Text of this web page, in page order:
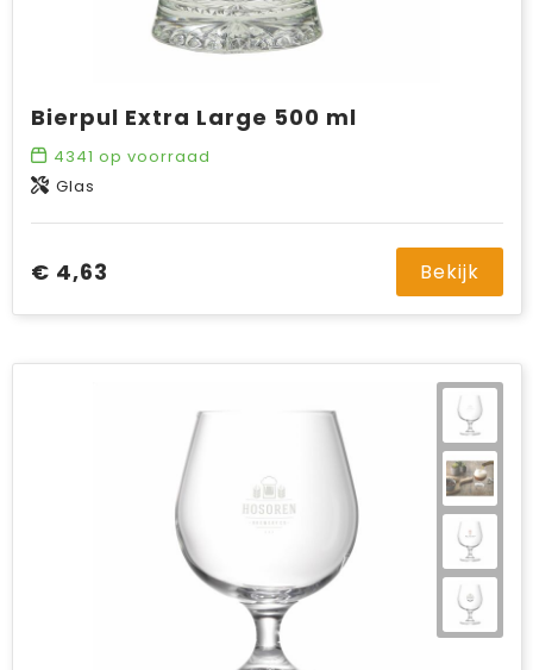
Bierpul Extra Large 500 ml
4341 op voorraad
Glas
€ 4,63 Bekijk